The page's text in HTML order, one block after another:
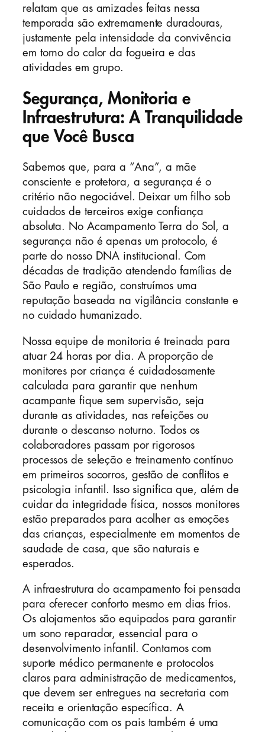
relatam que as amizades feitas nessa
temporada são extremamente duradouras,
justamente pela intensidade da convivência
em torno do calor da fogueira e das
atividades em grupo.
Segurança, Monitoria e
Infraestrutura: A Tranquilidade
que Você Busca
Sabemos que, para a “Ana”, a mãe
consciente e protetora, a segurança é o
critério não negociável. Deixar um filho sob
cuidados de terceiros exige confiança
absoluta. No Acampamento Terra do Sol, a
segurança não é apenas um protocolo, é
parte do nosso DNA institucional. Com
décadas de tradição atendendo famílias de
São Paulo e região, construímos uma
reputação baseada na vigilância constante e
no cuidado humanizado.
Nossa equipe de monitoria é treinada para
atuar 24 horas por dia. A proporção de
monitores por criança é cuidadosamente
calculada para garantir que nenhum
acampante fique sem supervisão, seja
durante as atividades, nas refeições ou
durante o descanso noturno. Todos os
colaboradores passam por rigorosos
processos de seleção e treinamento contínuo
em primeiros socorros, gestão de conflitos e
psicologia infantil. Isso significa que, além de
cuidar da integridade física, nossos monitores
estão preparados para acolher as emoções
das crianças, especialmente em momentos de
saudade de casa, que são naturais e
esperados.
A infraestrutura do acampamento foi pensada
para oferecer conforto mesmo em dias frios.
Os alojamentos são equipados para garantir
um sono reparador, essencial para o
desenvolvimento infantil. Contamos com
suporte médico permanente e protocolos
claros para administração de medicamentos,
que devem ser entregues na secretaria com
receita e orientação específica. A
comunicação com os pais também é uma